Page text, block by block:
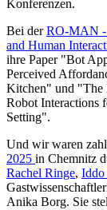
Konferenzen.
Bei derRO-MAN -
and Human
ihre Paper "Bot
Perceived
Kitchen" und "The
Robot Interactions
Setting".
Und wir waren
2025 in Chemnitz
Rachel Ringe, Iddo
Anika Borg. Sie